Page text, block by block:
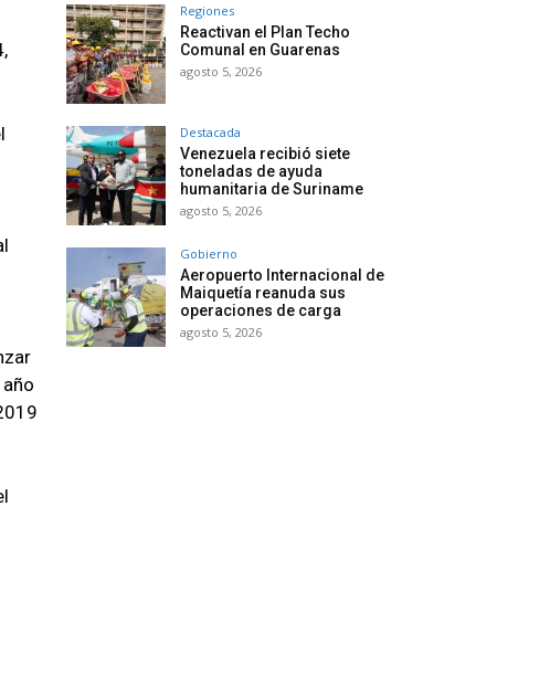
Regiones
Reactivan el Plan Techo
Comunal en Guarenas
agosto 5, 2026
Destacada
Venezuela recibió siete
toneladas de ayuda
humanitaria de Suriname
agosto 5, 2026
Gobierno
Aeropuerto Internacional de
Maiquetía reanuda sus
operaciones de carga
agosto 5, 2026